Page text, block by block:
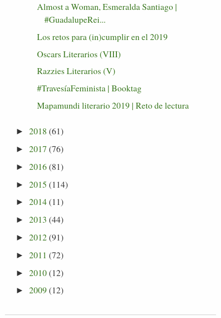
Almost a Woman, Esmeralda Santiago |
#GuadalupeRei...
Los retos para (in)cumplir en el 2019
Oscars Literarios (VIII)
Razzies Literarios (V)
#TravesíaFeminista | Booktag
Mapamundi literario 2019 | Reto de lectura
►2018 (61)
►2017 (76)
►2016(81)
►2015 (114)
►2014(11)
►2013 (44)
►2012(91)
►2011 (72)
►2010(12)
►2009 (12)